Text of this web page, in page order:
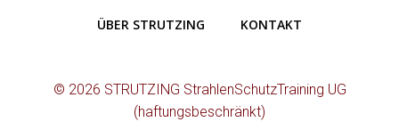
ÜBER STRUTZING KONTAKT
© 2026 STRUTZING StrahlenSchutzTraining UG
(haftungsbeschränkt)